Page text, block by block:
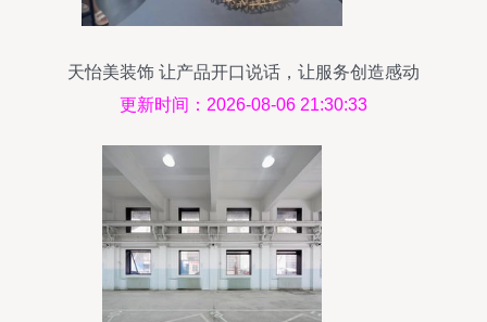
天怡美装饰 让产品开口说话，让服务创造感动
更新时间：2026-08-06 21:30:33